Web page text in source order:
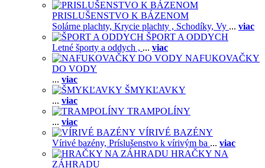
PRISLUŠENSTVO K BÁZENOM
Solárne plachty, Krycie plachty , Schodíky, Vy ... viac
ŠPORT A ODDYCH
Letné športy a oddych , ... viac
NAFUKOVAČKY
DO VODY
... viac
ŠMYKĽAVKY
... viac
TRAMPOLÍNY
... viac
VÍRIVÉ BAZÉNY
Vírivé bazény, Príslušenstvo k vírivým ba ... viac
HRAČKY NA
ZÁHRADU